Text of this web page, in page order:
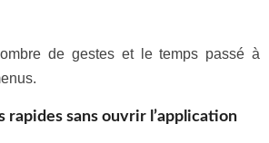
de gestes et le temps passé à
rapides sans ouvrir l’application